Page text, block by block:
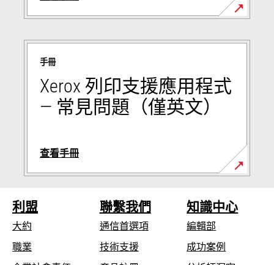
opens
in
new
tab
手冊
Xerox 列印支援應用程式
— 常見問題（僅英文）
查看手冊
opens
a
new
tab
利盟
大約
職業
聯繫我們
通信首選項
技術支援opens
知識中心
編輯部
成功案例